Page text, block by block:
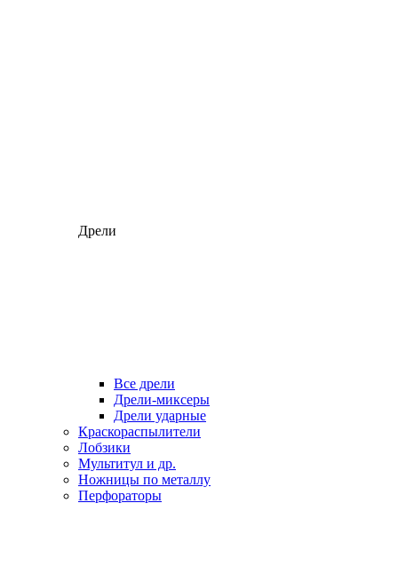
Дрели
Все дрели
Дрели-миксеры
Дрели ударные
Краскораспылители
Лобзики
Мультитул и др.
Ножницы по металлу
Перфораторы